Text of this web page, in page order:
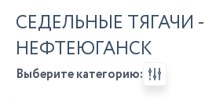
СЕДЕЛЬНЫЕ ТЯГАЧИ -
НЕФТЕЮГАНСК
Выберите категорию: